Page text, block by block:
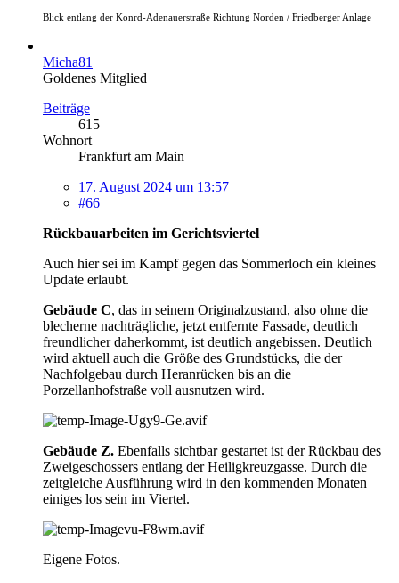
Blick entlang der Konrd-Adenauerstraße Richtung Norden / Friedberger Anlage
Micha81
Goldenes Mitglied
Beiträge
615
Wohnort
Frankfurt am Main
17. August 2024 um 13:57
#66
Rückbauarbeiten im Gerichtsviertel
Auch hier sei im Kampf gegen das Sommerloch ein kleines
Update erlaubt.
Gebäude C, das in seinem Originalzustand, also ohne die
blecherne nachträgliche, jetzt entfernte Fassade, deutlich
freundlicher daherkommt, ist deutlich angebissen. Deutlich
wird aktuell auch die Größe des Grundstücks, die der
Nachfolgebau durch Heranrücken bis an die
Porzellanhofstraße voll ausnutzen wird.
Gebäude Z. Ebenfalls sichtbar gestartet ist der Rückbau des
Zweigeschossers entlang der Heiligkreuzgasse. Durch die
zeitgleiche Ausführung wird in den kommenden Monaten
einiges los sein im Viertel.
Eigene Fotos.